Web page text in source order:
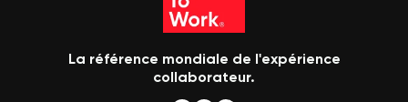
La référence mondiale de l'expérience
collaborateur.